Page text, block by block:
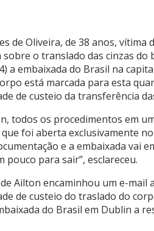
de Oliveira, de 38 anos, vítima
o translado das cinzas do
a embaixada do Brasil na
está marcada para esta
de custeio da transferência
todos os procedimentos em
foi aberta exclusivamente
e a embaixada vai
para sair”, esclareceu.
Ailton encaminhou um e-mail
de custeio do traslado do
do Brasil em Dublin a